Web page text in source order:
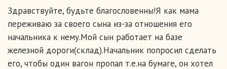
Здравствуйте, будьте благословенны!Я как мама
переживаю за своего сына из-за отношения его
начальника к нему.Мой сын работает на базе
железной дороги(склад).Начальник попросил сделать
его, чтобы один вагон пропал т.е.на бумаге, он хотел